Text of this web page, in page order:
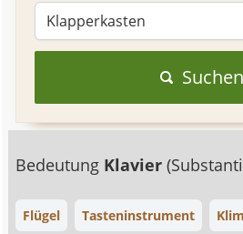
Suchen
Bedeutung Klavier
Flügel Tasteninstrument